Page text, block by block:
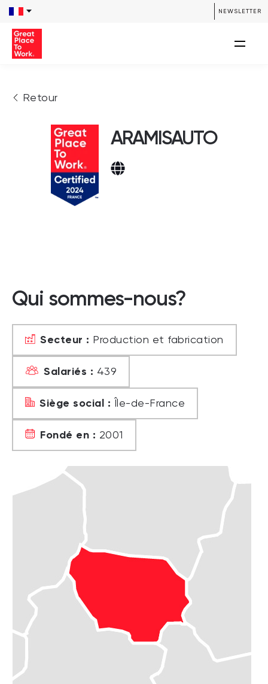
NEWSLETTER
Retour
ARAMISAUTO
Qui sommes-nous?
Secteur : Production et fabrication
Salariés : 439
Siège social : Île-de-France
Fondé en : 2001